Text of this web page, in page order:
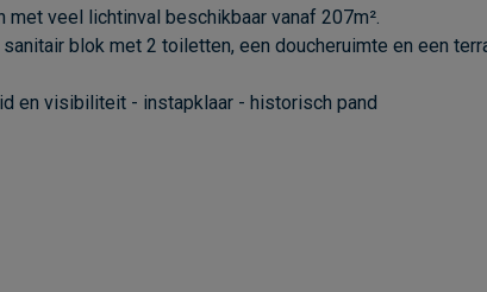
veel lichtinval beschikbaar vanaf 207m².
blok met 2 toiletten, een doucheruimte en een
en visibiliteit - instapklaar - historisch pand